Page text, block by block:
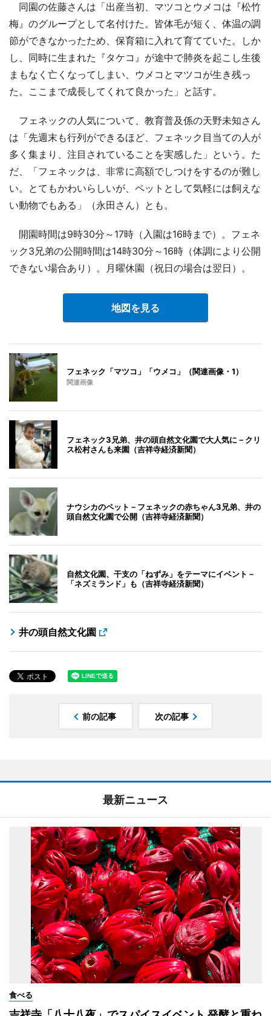
同園の佐藤さんは「出産当初、マツコとウメコは『松竹
梅』のグループとして名付けた。皆体毛が短く、体温の調
節ができなかったため、保育箱に入れて育てていた。しか
し、同時に生まれた『タケコ』が途中で肺炎を起こし生後
まもなく亡くなってしまい、ウメコとマツコが生き残っ
た。ここまで成長してくれて良かった」と話す。
フェネックの人気について、教育普及係の天野未知さん
は「先週末も行列ができるほど、フェネック目当ての人が
多く集まり、注目されていることを実感した」という。た
だ、「フェネックは、非常に高額でしつけをするのが難し
い。とてもかわいらしいが、ペットとして気軽には飼えな
い動物でもある」（永田さん）とも。
開園時間は9時30分～17時（入園は16時まで）。フェネ
ック3兄弟の公開時間は14時30分～16時（体調により公開
できない場合あり）。月曜休園（祝日の場合は翌日）。
地図を見る
フェネック「マツコ」「ウメコ」（関連画像・1）
関連画像
フェネック3兄弟、井の頭自然文化園で大人気に－クリ
ス松村さんも来園（吉祥寺経済新聞）
ナウシカのペット－フェネックの赤ちゃん3兄弟、井の
頭自然文化園で公開（吉祥寺経済新聞）
自然文化園、干支の「ねずみ」をテーマにイベント－
「ネズミランド」も（吉祥寺経済新聞）
井の頭自然文化園
前の記事 次の記事
最新ニュース
食べる